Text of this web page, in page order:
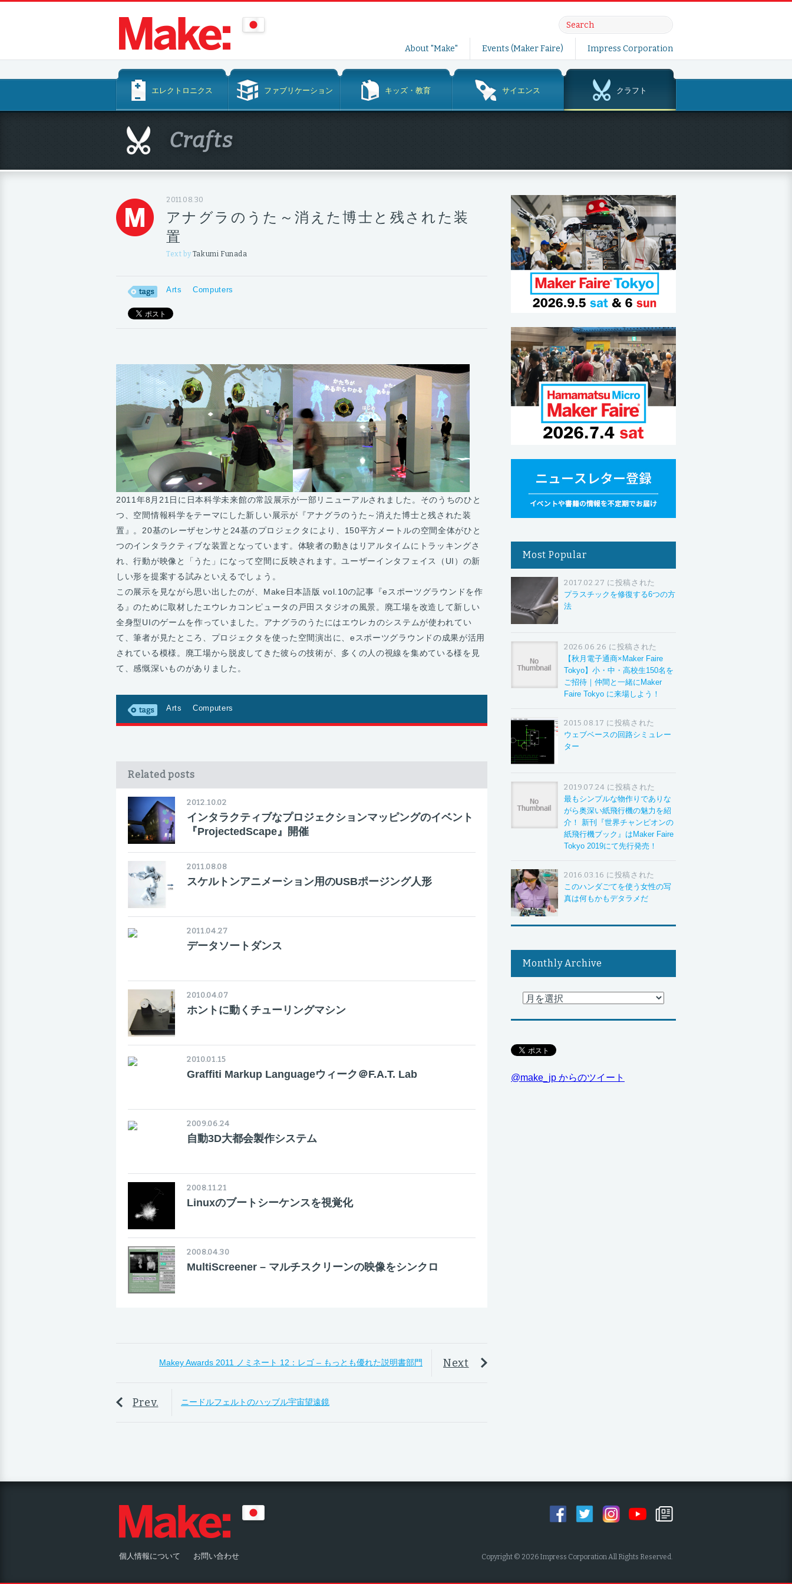
テ
ツ
へ
About "Make" Events (Maker Faire) Impress Corporation
テ
ス
エレクトロニクス ファブリケーション キッズ・教育 サイエンス クラフト
Crafts
2011.08.30
アナグラのうた～消えた博士と残された装
置
Text by Takumi Funada
Arts Computers
2011年8月21日に日本科学未来館の常設展示が一部リニューアルされました。そのうちのひと
つ、空間情報科学をテーマにした新しい展示が『アナグラのうた～消えた博士と残された装
置』。20基のレーザセンサと24基のプロジェクタにより、150平方メートルの空間全体がひと
つのインタラクティブな装置となっています。体験者の動きはリアルタイムにトラッキングさ
れ、行動が映像と「うた」になって空間に反映されます。ユーザーインタフェイス（UI）の新
しい形を提案する試みといえるでしょう。
この展示を見ながら思い出したのが、Make日本語版 vol.10の記事『eスポーツグラウンドを作
る』のために取材したエウレカコンピュータの戸田スタジオの風景。廃工場を改造して新しい
全身型UIのゲームを作っていました。アナグラのうたにはエウレカのシステムが使われてい
て、筆者が見たところ、プロジェクタを使った空間演出に、eスポーツグラウンドの成果が活用
されている模様。廃工場から脱皮してきた彼らの技術が、多くの人の視線を集めている様を見
て、感慨深いものがありました。
Arts Computers
Related posts
2012.10.02
インタラクティブなプロジェクションマッピングのイベント
『ProjectedScape』開催
2011.08.08
スケルトンアニメーション用のUSBポージング人形
2011.04.27
データソートダンス
2010.04.07
ホントに動くチューリングマシン
2010.01.15
Graffiti Markup Languageウィーク＠F.A.T. Lab
2009.06.24
自動3D大都会製作システム
2008.11.21
Linuxのブートシーケンスを視覚化
2008.04.30
MultiScreener – マルチスクリーンの映像をシンクロ
Makey Awards 2011 ノミネート 12：レゴ – もっとも優れた説明書部門 Next
Prev. ニードルフェルトのハッブル宇宙望遠鏡
Most Popular
2017.02.27 に投稿された
プラスチックを修復する6つの方
法
2026.06.26 に投稿された
【秋月電子通商×Maker Faire
Tokyo】小・中・高校生150名を
ご招待｜仲間と一緒にMaker
Faire Tokyo に来場しよう！
2015.08.17 に投稿された
ウェブベースの回路シミュレー
ター
2019.07.24 に投稿された
最もシンプルな物作りでありな
がら奥深い紙飛行機の魅力を紹
介！ 新刊『世界チャンピオンの
紙飛行機ブック』はMaker Faire
Tokyo 2019にて先行発売！
2016.03.16 に投稿された
このハンダごてを使う女性の写
真は何もかもデタラメだ
Monthly Archive
@make_jp からのツイート
個人情報について お問い合わせ Copyright © 2026 Impress Corporation All Rights Reserved.